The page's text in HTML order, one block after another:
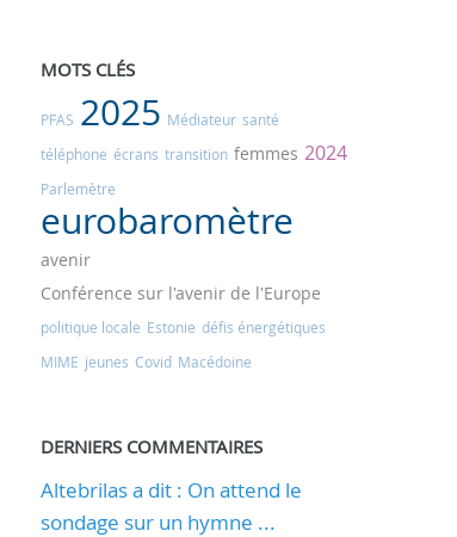
MOTS CLÉS
PFAS 2025 Médiateur santé
téléphone écrans transition femmes 2024
Parlemètre
eurobaromètre
avenir
Conférence sur l'avenir de l'Europe
politique locale Estonie défis énergétiques
MIME jeunes Covid Macédoine
DERNIERS COMMENTAIRES
Altebrilas a dit : On attend le
sondage sur un hymne ...